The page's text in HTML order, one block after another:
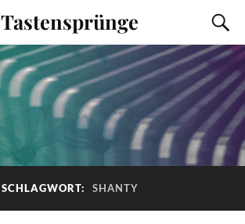
Tastensprünge
SCHLAGWORT: SHANTY